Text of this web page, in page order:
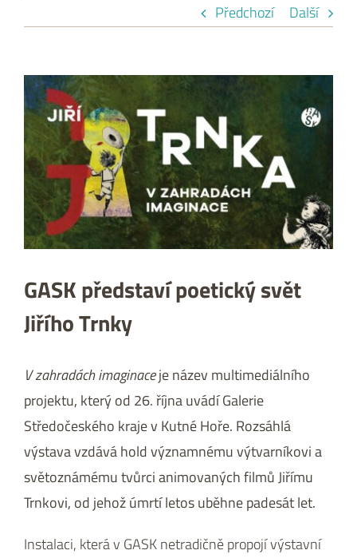
Předchozí Další
Zobrazit
větší
obrázek
GASK představí poetický svět
Jiřího Trnky
V zahradách imaginaceje název multimediálního
projektu, který od 26. října uvádí Galerie
Středočeského kraje v Kutné Hoře. Rozsáhlá
výstava vzdává hold významnému výtvarníkovi a
světoznámému tvůrci animovaných filmů Jiřímu
Trnkovi, od jehož úmrtí letos uběhne padesát let.
Instalaci, která v GASK netradičně propojí výstavní